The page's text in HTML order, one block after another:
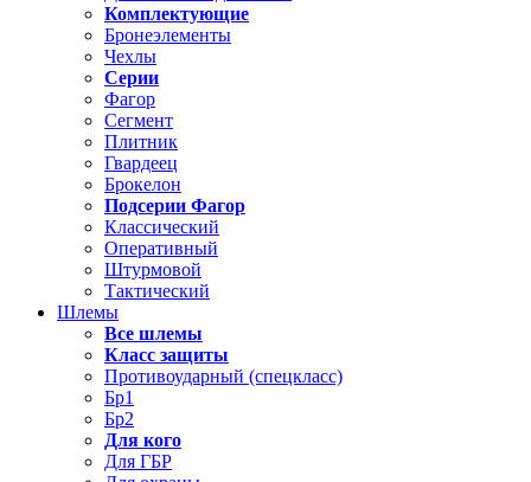
Комплектующие
Бронеэлементы
Чехлы
Серии
Фагор
Сегмент
Плитник
Гвардеец
Брокелон
Подсерии Фагор
Классический
Оперативный
Штурмовой
Тактический
Шлемы
Все шлемы
Класс защиты
Противоударный (спецкласс)
Бр1
Бр2
Для кого
Для ГБР